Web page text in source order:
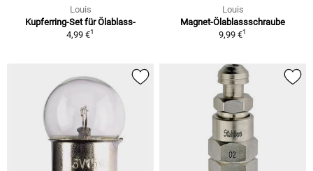
Louis
Kupferring-Set für Ölablass-
4,99 €1
Louis
Magnet-Ölablassschraube
9,99 €1